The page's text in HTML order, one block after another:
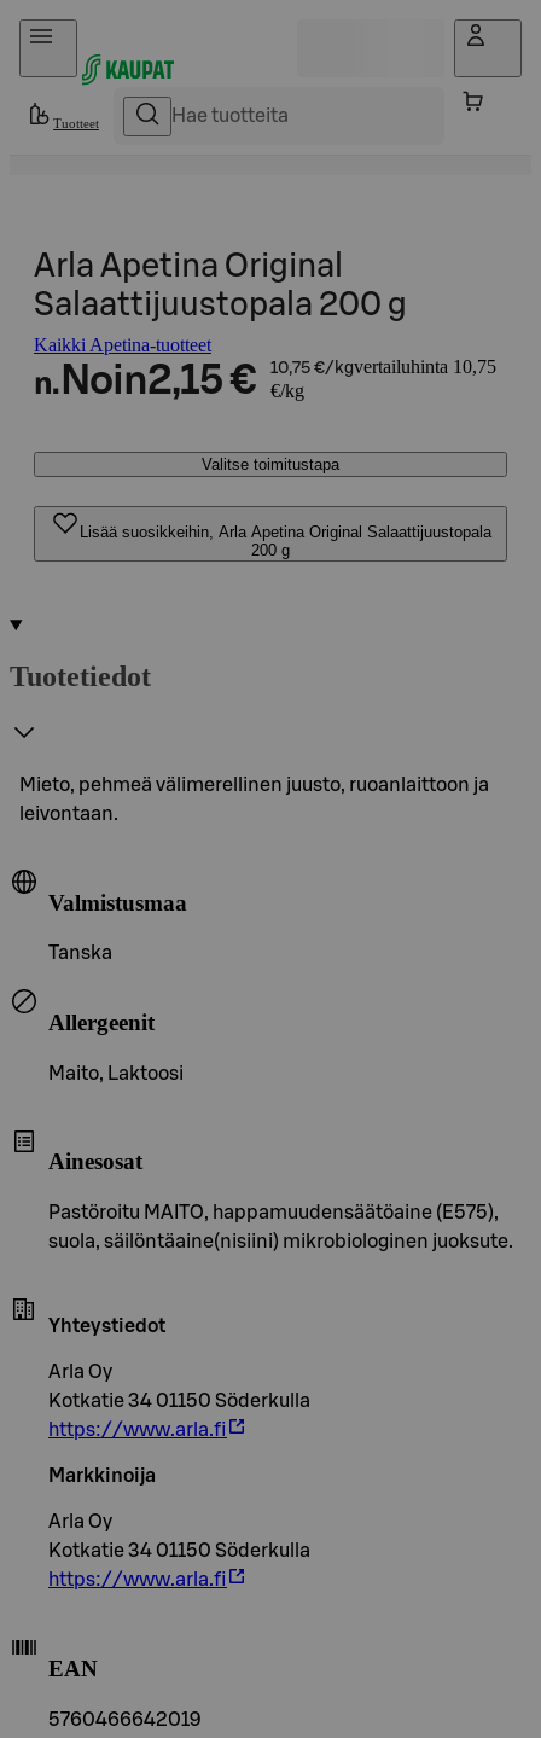
Hyppää sisältöön
Tuotteet
Arla Apetina Original
Salaattijuustopala 200 g
Kaikki Apetina-tuotteet
n. Noin2,15 € 10,75 €/kgvertailuhinta 10,75
€/kg
Valitse toimitustapa
Lisää suosikkeihin, Arla Apetina Original Salaattijuustopala
200 g
Tuotetiedot
Mieto, pehmeä välimerellinen juusto, ruoanlaittoon ja
leivontaan.
Valmistusmaa
Tanska
Allergeenit
Maito, Laktoosi
Ainesosat
Pastöroitu MAITO, happamuudensäätöaine (E575),
suola, säilöntäaine(nisiini) mikrobiologinen juoksute.
Yhteystiedot
Arla Oy
Kotkatie 34 01150 Söderkulla
https://www.arla.fi
Markkinoija
Arla Oy
Kotkatie 34 01150 Söderkulla
https://www.arla.fi
EAN
5760466642019